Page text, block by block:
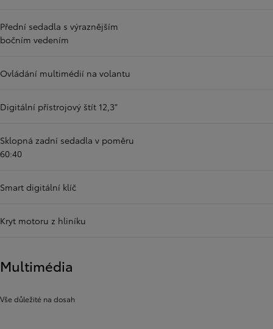
Přední sedadla s výraznějším
bočním vedením
Ovládání multimédií na volantu
Digitální přístrojový štít 12,3"
Sklopná zadní sedadla v poměru
60:40
Smart digitální klíč
Kryt motoru z hliníku
Multimédia
Vše důležité na dosah